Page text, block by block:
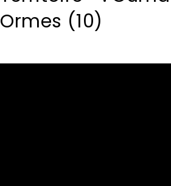
Ormes (10)